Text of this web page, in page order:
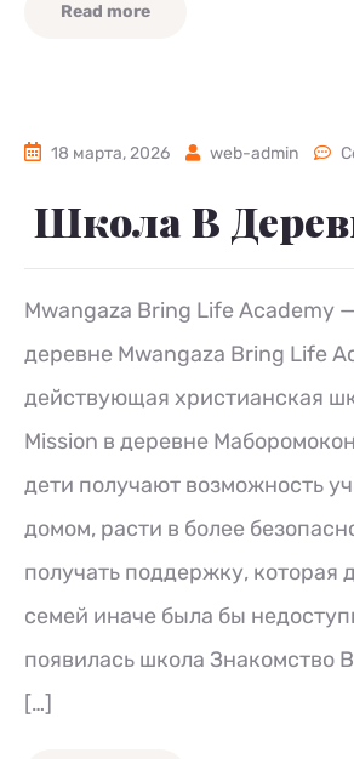
Read more
18 марта, 2026 web-admin
Школа В
Mwangaza Bring Life Academy
деревне Mwangaza Bring Life
действующая христианская
Mission в деревне
дети получают возможность
домом, расти в более
получать поддержку, которая
семей иначе была бы
появилась школа Знакомство
[…]